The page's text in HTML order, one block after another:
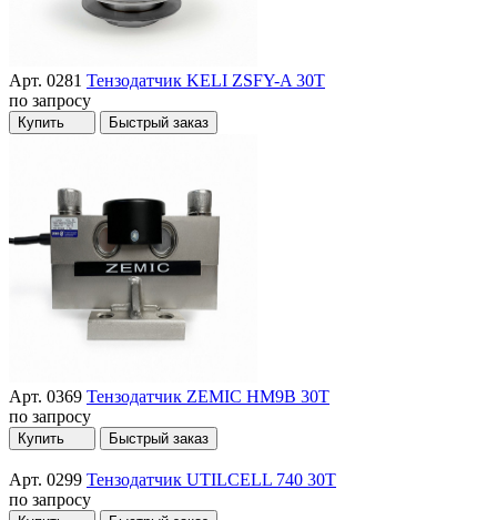
Арт. 0281 Тензодатчик KELI ZSFY-A 30T
по запросу
Купить Быстрый заказ
Арт. 0369 Тензодатчик ZEMIC HM9B 30T
по запросу
Купить Быстрый заказ
Арт. 0299 Тензодатчик UTILCELL 740 30T
по запросу